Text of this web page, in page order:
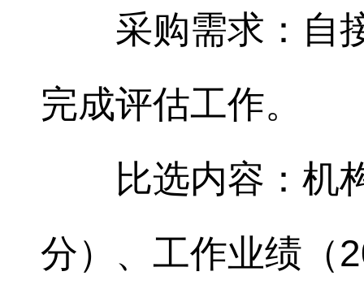
采购需求：自
完成评估工作。
比选内容：机
分）、工作业绩（